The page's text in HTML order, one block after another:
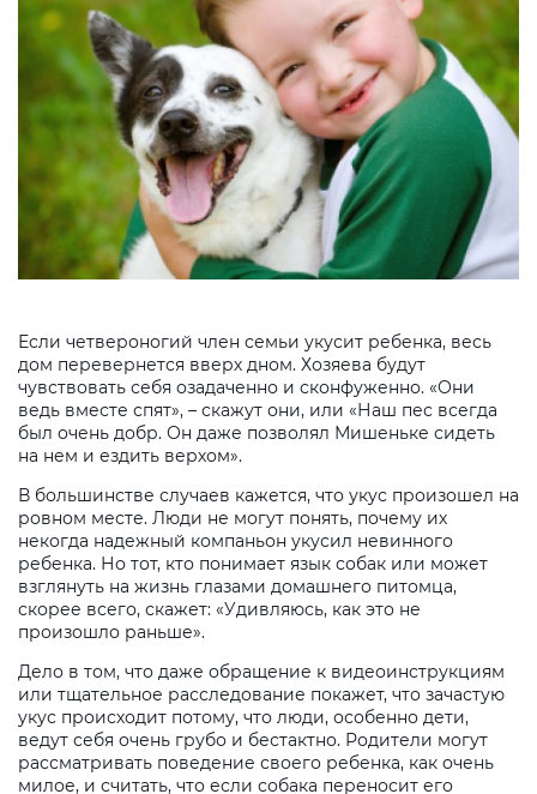
Если четвероногий член семьи укусит ребенка, весь
дом перевернется вверх дном. Хозяева будут
чувствовать себя озадаченно и сконфуженно. «Они
ведь вместе спят», – скажут они, или «Наш пес всегда
был очень добр. Он даже позволял Мишеньке сидеть
на нем и ездить верхом».
В большинстве случаев кажется, что укус произошел на
ровном месте. Люди не могут понять, почему их
некогда надежный компаньон укусил невинного
ребенка. Но тот, кто понимает язык собак или может
взглянуть на жизнь глазами домашнего питомца,
скорее всего, скажет: «Удивляюсь, как это не
произошло раньше».
Дело в том, что даже обращение к видеоинструкциям
или тщательное расследование покажет, что зачастую
укус происходит потому, что люди, особенно дети,
ведут себя очень грубо и бестактно. Родители могут
рассматривать поведение своего ребенка, как очень
милое, и считать, что если собака переносит его